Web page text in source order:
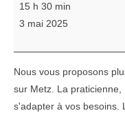
15 h 30 min
3 mai 2025
Nous vous proposons
sur Metz. La
s'adapter à vos besoins.